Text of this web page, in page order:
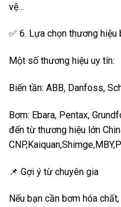
vệ…
✅ 6. Lựa chọn thương hiệu
Một số thương hiệu uy tín:
Biến tần: ABB, Danfoss,
Bơm: Ebara, Pentax,
đến từ thương hiệu lớn
📌 Gợi ý từ chuyên gia
Nếu bạn cần bơm hóa